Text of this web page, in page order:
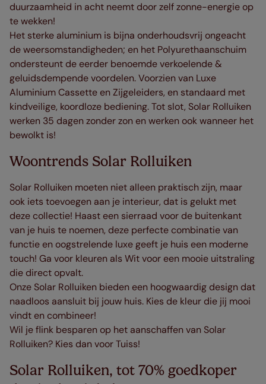
duurzaamheid in acht neemt door zelf zonne-energie op
te wekken!
Het sterke aluminium is bijna onderhoudsvrij ongeacht
de weersomstandigheden; en het Polyurethaanschuim
ondersteunt de eerder benoemde verkoelende &
geluidsdempende voordelen. Voorzien van Luxe
Aluminium Cassette en Zijgeleiders, en standaard met
kindveilige, koordloze bediening. Tot slot, Solar Rolluiken
werken 35 dagen zonder zon en werken ook wanneer het
bewolkt is!
Woontrends Solar Rolluiken
Solar Rolluiken moeten niet alleen praktisch zijn, maar
ook iets toevoegen aan je interieur, dat is gelukt met
deze collectie! Haast een sierraad voor de buitenkant
van je huis te noemen, deze perfecte combinatie van
functie en oogstrelende luxe geeft je huis een moderne
touch! Ga voor kleuren als Wit voor een mooie uitstraling
die direct opvalt.
Onze Solar Rolluiken bieden een hoogwaardig design dat
naadloos aansluit bij jouw huis. Kies de kleur die jij mooi
vindt en combineer!
Wil je flink besparen op het aanschaffen van Solar
Rolluiken? Kies dan voor Tuiss!
Solar Rolluiken, tot 70% goedkoper